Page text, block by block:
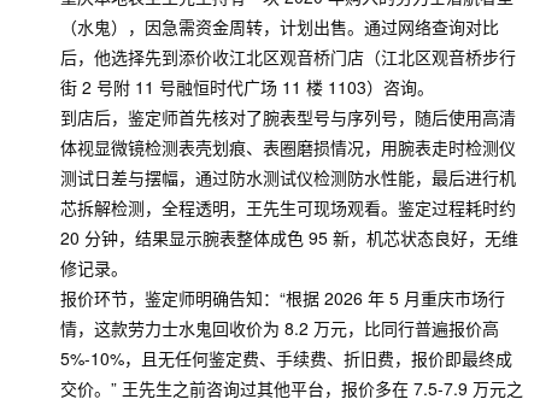
（水鬼），因急需资金周转，计划出售。通过网络查询对比
后，他选择先到添价收江北区观音桥门店（江北区观音桥步行
街 2 号附 11 号融恒时代广场 11 楼 1103）咨询。
到店后，鉴定师首先核对了腕表型号与序列号，随后使用高清
体视显微镜检测表壳划痕、表圈磨损情况，用腕表走时检测仪
测试日差与摆幅，通过防水测试仪检测防水性能，最后进行机
芯拆解检测，全程透明，王先生可现场观看。鉴定过程耗时约
20 分钟，结果显示腕表整体成色 95 新，机芯状态良好，无维
修记录。
报价环节，鉴定师明确告知：“根据 2026 年 5 月重庆市场行
情，这款劳力士水鬼回收价为 8.2 万元，比同行普遍报价高
5%-10%，且无任何鉴定费、手续费、折旧费，报价即最终成
交价。” 王先生之前咨询过其他平台，报价多在 7.5-7.9 万元之